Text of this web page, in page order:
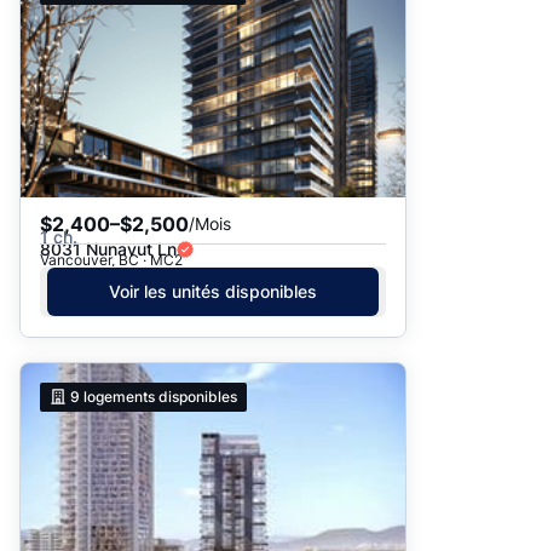
$2,400–$2,500/Mois
1 ch.
8031 Nunavut Ln
Vancouver, BC · MC2
Voir les unités disponibles
9 logements disponibles